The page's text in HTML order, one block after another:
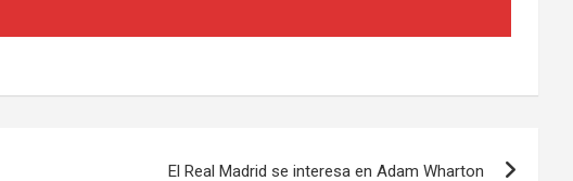
El Real Madrid se interesa en Adam Wharton